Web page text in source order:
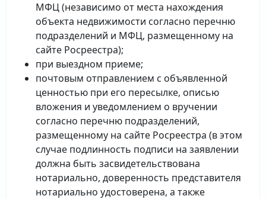
МФЦ (независимо от места нахождения
объекта недвижимости согласно перечню
подразделений и МФЦ, размещенному на
сайте Росреестра);
при выездном приеме;
почтовым отправлением с объявленной
ценностью при его пересылке, описью
вложения и уведомлением о вручении
согласно перечню подразделений,
размещенному на сайте Росреестра (в этом
случае подлинность подписи на заявлении
должна быть засвидетельствована
нотариально, доверенность представителя
нотариально удостоверена, а также